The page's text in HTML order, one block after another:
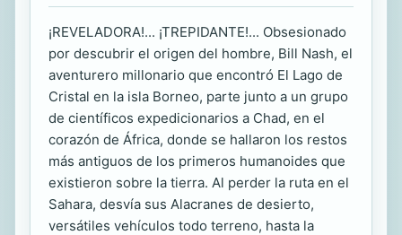
¡REVELADORA!... ¡TREPIDANTE!... Obsesionado
por descubrir el origen del hombre, Bill Nash, el
aventurero millonario que encontró El Lago de
Cristal en la isla Borneo, parte junto a un grupo
de científicos expedicionarios a Chad, en el
corazón de África, donde se hallaron los restos
más antiguos de los primeros humanoides que
existieron sobre la tierra. Al perder la ruta en el
Sahara, desvía sus Alacranes de desierto,
versátiles vehículos todo terreno, hasta la